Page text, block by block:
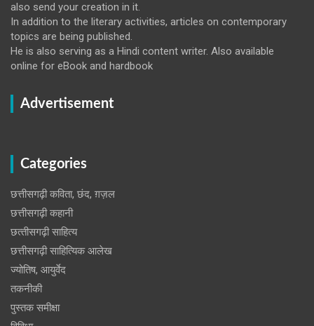
also send your creation in it.
In addition to the literary activities, articles on contemporary
topics are being published.
He is also serving as a Hindi content writer. Also available
online for eBook and hardbook
Advertisement
Categories
छत्तीसगढ़ी कविता, छंद, ग़ज़ल
छत्तीसगढ़ी कहानी
छत्‍तीसगढ़ी साहित्‍य
छत्तीसगढ़ी साहित्यिक आलेख
ज्योतिष, आयुर्वेद
तकनीकी
पुस्‍तक समीक्षा